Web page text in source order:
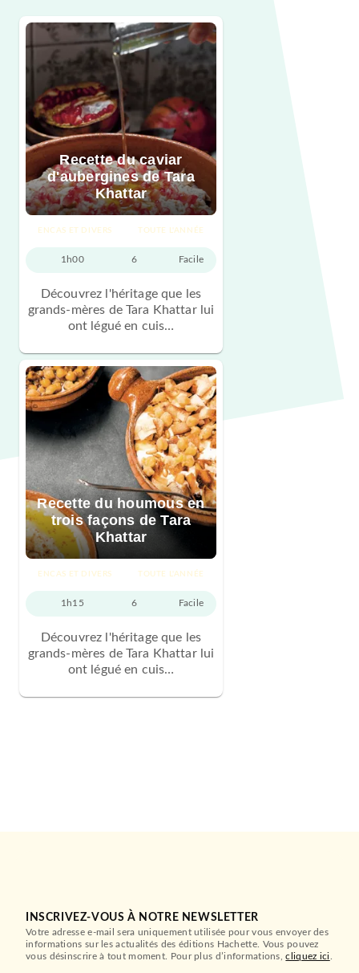
Recette du caviar
d'aubergines de Tara
Khattar
ENCAS ET DIVERS TOUTE L'ANNÉE
1h00 6 Facile
Découvrez l'héritage que les
grands-mères de Tara Khattar lui
ont légué en cuis…
Recette du houmous en
trois façons de Tara
Khattar
ENCAS ET DIVERS TOUTE L'ANNÉE
1h15 6 Facile
Découvrez l'héritage que les
grands-mères de Tara Khattar lui
ont légué en cuis…
INSCRIVEZ-VOUS À NOTRE NEWSLETTER
Votre adresse e-mail sera uniquement utilisée pour vous envoyer des
informations sur les actualités des éditions Hachette. Vous pouvez
vous désinscrire à tout moment. Pour plus d’informations,cliquez ici